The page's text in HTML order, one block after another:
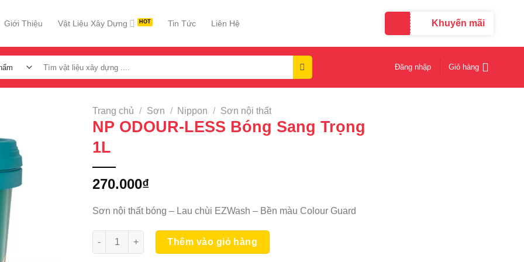
Giới Thiệu Vật Liệu Xây Dựng Tin Tức Liên Hệ Khuyến mãi
kiếm:
Đăng nhập Giỏ hàng
Trang chủ / Sơn / Nippon / Sơn nội thất
NP ODOUR-LESS Bóng Sang Trọng
1L
270.000₫
Sơn nội thất bóng – Lau chùi EZWash – Bền màu Colour Guard
NP ODOUR-LESS Bóng Sang Trọng 1L số lượng
Thêm vào giỏ hàng